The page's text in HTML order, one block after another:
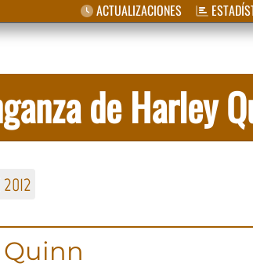
ACTUALIZACIONES
de Harley
2012
Quinn